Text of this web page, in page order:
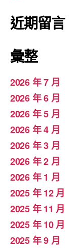
近期留言
彙整
2026 年 7 月
2026 年 6 月
2026 年 5 月
2026 年 4 月
2026 年 3 月
2026 年 2 月
2026 年 1 月
2025 年 12 月
2025 年 11 月
2025 年 10 月
2025 年 9 月